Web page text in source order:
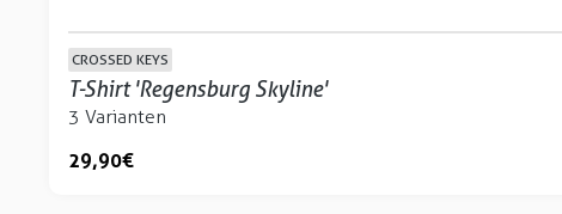
CROSSED KEYS
T-Shirt 'Regensburg Skyline'
3 Varianten
29,90 €